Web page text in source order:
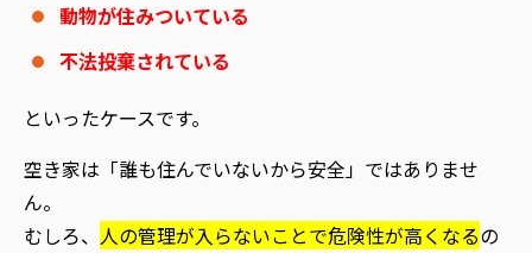
動物が住みついている
不法投棄されている
といったケースです。
空き家は「誰も住んでいないから安全」ではありませ
ん。
むしろ、 人の管理が入らないことで危険性が高くなるの